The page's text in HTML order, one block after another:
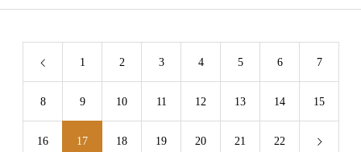
で仕上げ！
1 2 3 4 5 6 7
8 9 10 11 12 13 14 15
16 17 18 19 20 21 22